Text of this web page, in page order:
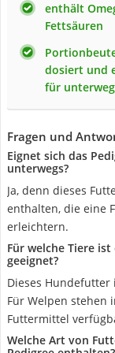
enthält
Fettsäuren
dosiert und
für
Fragen und
Eignet sich das
unterwegs?
Ja, denn dieses
enthalten, die eine
erleichtern.
Für welche Tiere
geeignet?
Dieses
Für Welpen stehen
Futtermittel
Welche Art von